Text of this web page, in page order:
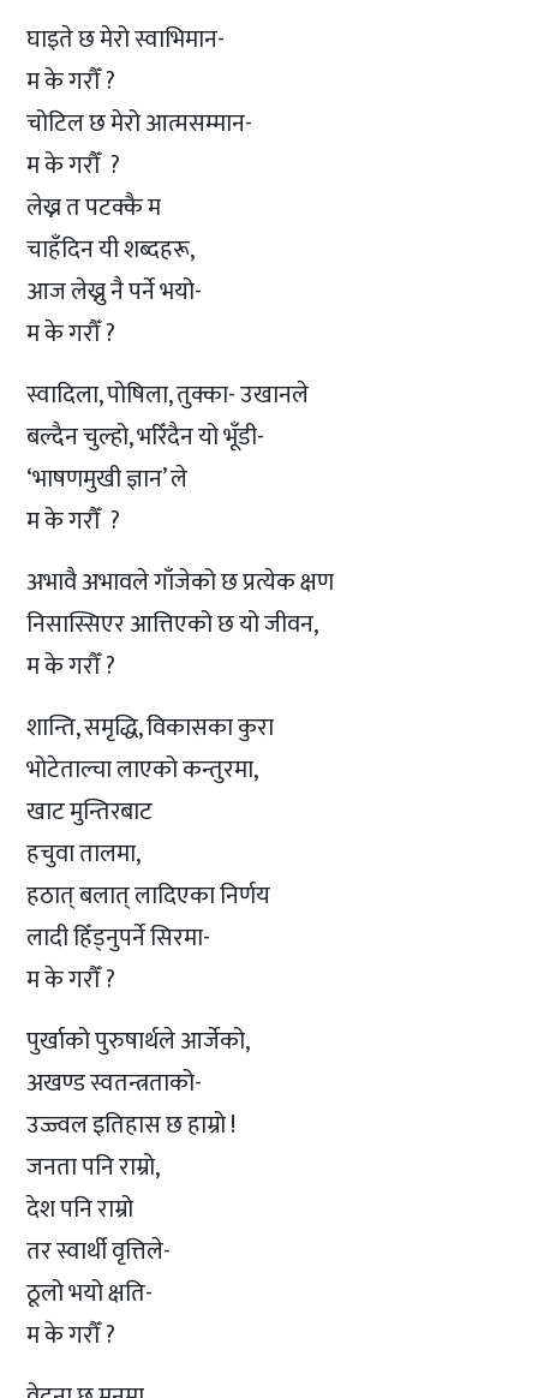
घाइते छ मेरो स्वाभिमान-
म के गरौँ ?
चोटिल छ मेरो आत्मसम्मान-
म के गरौँ ?
लेख्न त पटक्कै म
चाहँदिन यी शब्दहरू,
आज लेख्नु नै पर्ने भयो-
म के गरौँ ?
स्वादिला, पोषिला, तुक्का- उखानले
बल्दैन चुल्हो, भरिँदैन यो भूँडी-
‘भाषणमुखी ज्ञान’ ले
म के गरौँ ?
अभावै अभावले गाँजेको छ प्रत्येक क्षण
निसास्सिएर आत्तिएको छ यो जीवन,
म के गरौँ ?
शान्ति, समृद्धि, विकासका कुरा
भोटेताल्चा लाएको कन्तुरमा,
खाट मुन्तिरबाट
हचुवा तालमा,
हठात् बलात् लादिएका निर्णय
लादी हिँड्नुपर्ने सिरमा-
म के गरौँ ?
पुर्खाको पुरुषार्थले आर्जेको,
अखण्ड स्वतन्त्रताको-
उज्ज्वल इतिहास छ हाम्रो !
जनता पनि राम्रो,
देश पनि राम्रो
तर स्वार्थी वृत्तिले-
ठूलो भयो क्षति-
म के गरौँ ?